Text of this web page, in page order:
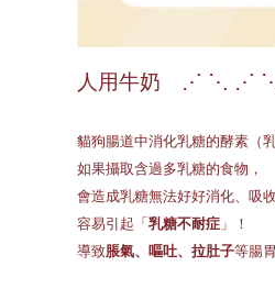
人用牛奶 ⋰ ⋱
貓狗腸道中消化乳糖的酵素（
如果攝取含過多乳糖的食物，
會造成乳糖無法好好消化、吸收
容易引起「 乳糖不耐症 」！
導致脹氣、嘔吐、拉肚子等腸